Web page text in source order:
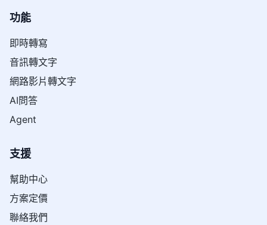
功能
即時轉寫
音訊轉文字
網路影片轉文字
AI問答
Agent
支援
幫助中心
方案定價
聯絡我們